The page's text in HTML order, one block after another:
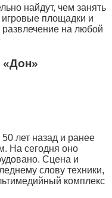
найдут, чем занять
игровые площадки и
на любой
лет назад и ранее
На сегодня оно
Сцена и
слову техники,
комплекс